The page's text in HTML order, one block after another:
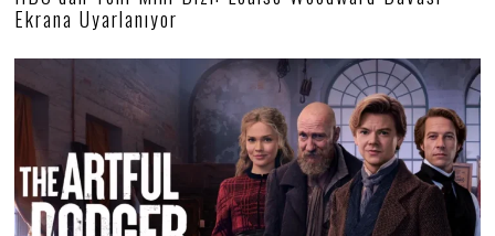
Ekrana Uyarlanıyor